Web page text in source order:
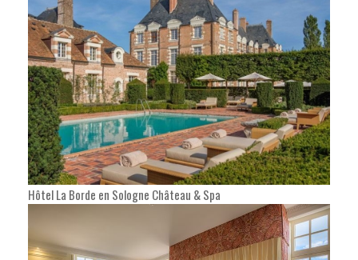
Hôtel La Borde en Sologne Château & Spa